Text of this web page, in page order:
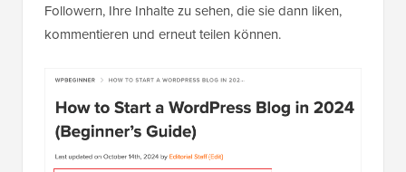
Followern, Ihre Inhalte zu sehen, die sie dann liken,
kommentieren und erneut teilen können.